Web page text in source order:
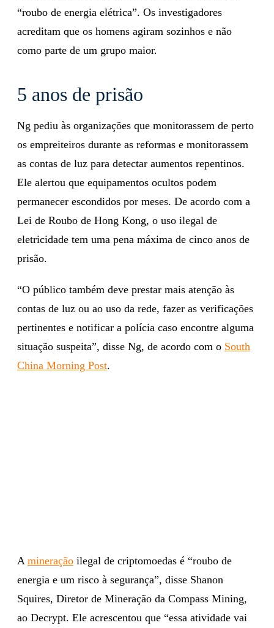
“roubo de energia elétrica”. Os investigadores
acreditam que os homens agiram sozinhos e não
como parte de um grupo maior.
5 anos de prisão
Ng pediu às organizações que monitorassem de perto
os empreiteiros durante as reformas e monitorassem
as contas de luz para detectar aumentos repentinos.
Ele alertou que equipamentos ocultos podem
permanecer escondidos por meses. De acordo com a
Lei de Roubo de Hong Kong, o uso ilegal de
eletricidade tem uma pena máxima de cinco anos de
prisão.
“O público também deve prestar mais atenção às
contas de luz ou ao uso da rede, fazer as verificações
pertinentes e notificar a polícia caso encontre alguma
situação suspeita”, disse Ng, de acordo com o South
China Morning Post.
A mineração ilegal de criptomoedas é “roubo de
energia e um risco à segurança”, disse Shanon
Squires, Diretor de Mineração da Compass Mining,
ao Decrypt. Ele acrescentou que “essa atividade vai